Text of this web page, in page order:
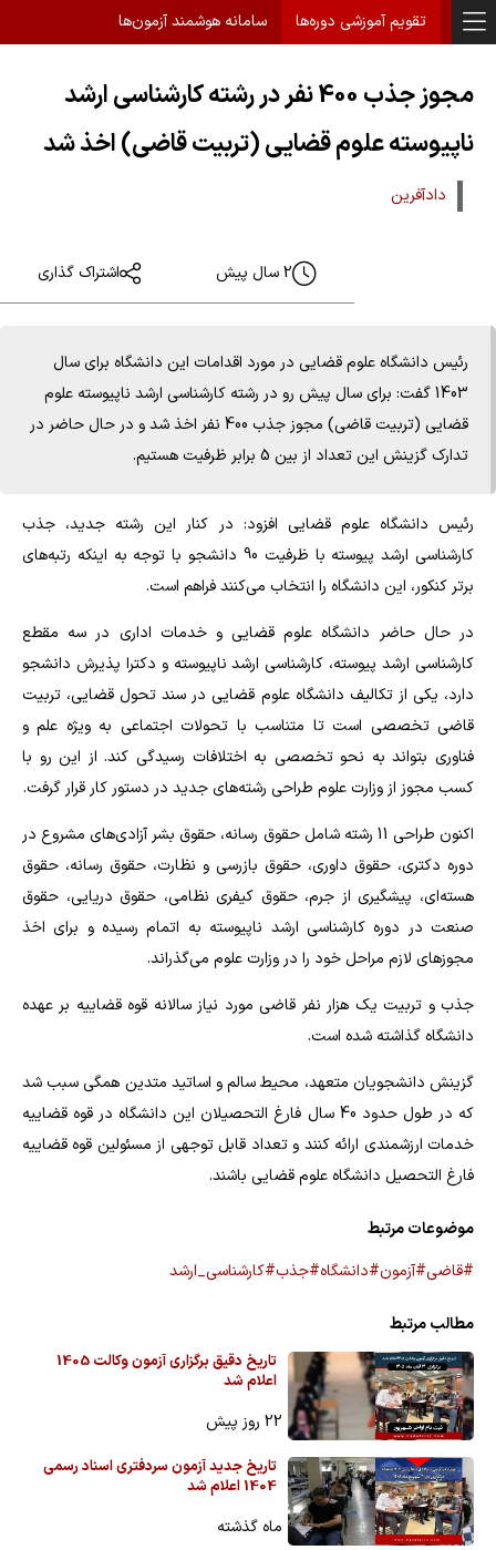
تقویم آموزشی دوره‌ها سامانه هوشمند آزمون‌ها
مجوز جذب 400 نفر در رشته کارشناسی ارشد
ناپیوسته علوم قضایی (تربیت قاضی) اخذ شد
دادآفرین
2 سال پیش اشتراک گذاری
رئیس دانشگاه علوم قضایی در مورد اقدامات این دانشگاه برای سال
1403 گفت: برای سال پیش رو در رشته کارشناسی ارشد ناپیوسته علوم
قضایی (تربیت قاضی) مجوز جذب 400 نفر اخذ شد و در حال حاضر در
تدارک گزینش این تعداد از بین 5 برابر ظرفیت هستیم.
رئیس دانشگاه علوم قضایی افزود: در کنار این رشته جدید، جذب
کارشناسی ارشد پیوسته با ظرفیت 90 دانشجو با توجه به اینکه رتبه‌های
برتر کنکور، این دانشگاه را انتخاب می‌کنند فراهم است.
در حال حاضر دانشگاه علوم قضایی و خدمات اداری در سه مقطع
کارشناسی ارشد پیوسته، کارشناسی ارشد ناپیوسته و دکترا پذیرش دانشجو
دارد، یکی از تکالیف دانشگاه علوم قضایی در سند تحول قضایی، تربیت
قاضی تخصصی است تا متناسب با تحولات اجتماعی به ویژه علم و
فناوری بتواند به نحو تخصصی به اختلافات رسیدگی کند. از این رو با
کسب مجوز از وزارت علوم طراحی رشته‌های جدید در دستور کار قرار گرفت.
اکنون طراحی 11 رشته شامل حقوق رسانه، حقوق بشر آزادی‌های مشروع در
دوره دکتری، حقوق داوری، حقوق بازرسی و نظارت، حقوق رسانه، حقوق
هسته‌ای، پیشگیری از جرم، حقوق کیفری نظامی، حقوق دریایی، حقوق
صنعت در دوره کارشناسی ارشد ناپیوسته به اتمام رسیده و برای اخذ
مجوز‌های لازم مراحل خود را در وزارت علوم می‌گذراند.
جذب و تربیت یک هزار نفر قاضی مورد نیاز سالانه قوه قضاییه بر عهده
دانشگاه گذاشته شده است.
گزینش دانشجویان متعهد، محیط سالم و اساتید متدین همگی سبب شد
که در طول حدود 40 سال فارغ التحصیلان این دانشگاه در قوه قضاییه
خدمات ارزشمندی ارائه کنند و تعداد قابل توجهی از مسئولین قوه قضاییه
فارغ التحصیل دانشگاه علوم قضایی باشند.
موضوعات مرتبط
#قاضی#آزمون#دانشگاه#جذب#کارشناسی_ارشد
مطالب مرتبط
تاریخ دقیق برگزاری آزمون وکالت 1405
اعلام شد
22 روز پیش
تاریخ جدید آزمون سردفتری اسناد رسمی
1404 اعلام شد
ماه گذشته